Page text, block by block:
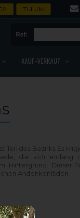
TULUM
Ref:
KAUF-VERKAUF
Teil des Bezirks Es
die sich entlang
Hintergrund. Dieser
Andenkenläden.